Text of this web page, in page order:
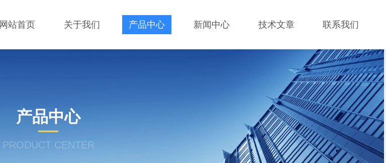
网站首页 关于我们 产品中心 新闻中心 技术文章 联系我们
产品中心
PRODUCT CENTER